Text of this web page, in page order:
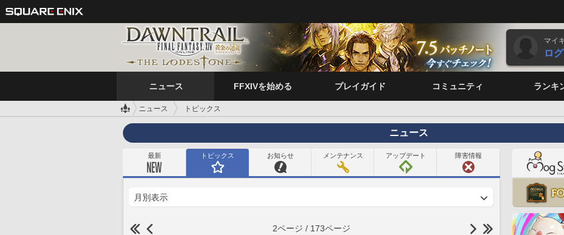
マイ
ロ
ニュース FFXIVを始める プレイガイド コミュニティ ランキ
ニュース トピックス
ニュース
最新 トピックス お知らせ メンテナンス アップデート 障害情報
2ページ / 173ページ